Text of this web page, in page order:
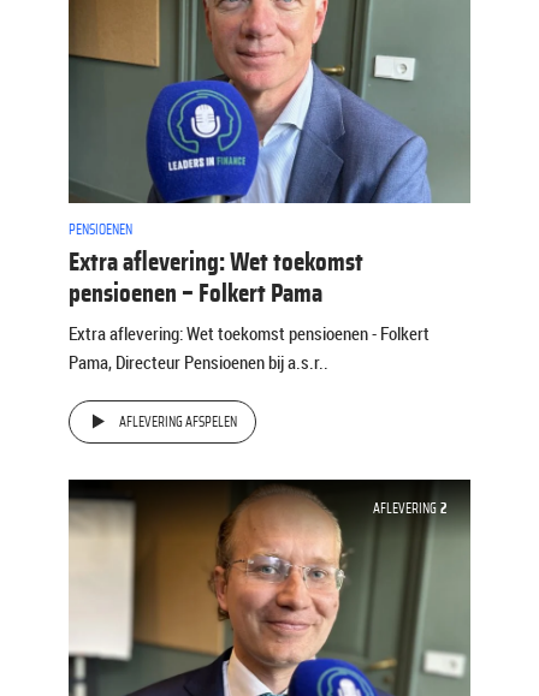
PENSIOENEN
Extra aflevering: Wet toekomst
pensioenen – Folkert Pama
Extra aflevering: Wet toekomst pensioenen - Folkert
Pama, Directeur Pensioenen bij a.s.r..
AFLEVERING AFSPELEN
AFLEVERING 2